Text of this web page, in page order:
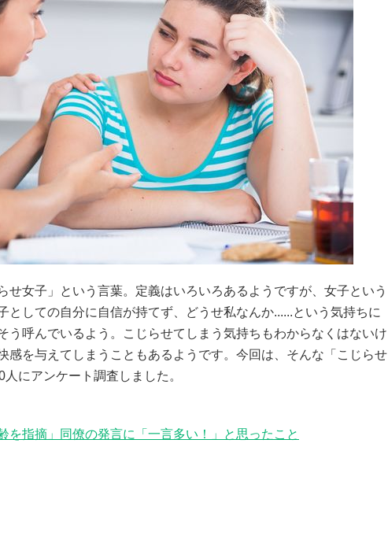
せ女子」という言葉。定義はいろいろあるようですが、女子という
としての自分に自信が持てず、どうせ私なんか......という気持ちに
う呼んでいるよう。こじらせてしまう気持ちもわからなくはないけ
感を与えてしまうこともあるようです。今回は、そんな「こじらせ
にアンケート調査しました。
を指摘」同僚の発言に「一言多い！」と思ったこと